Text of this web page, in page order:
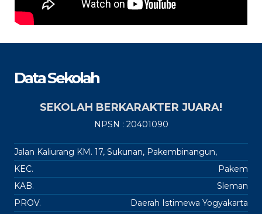
Data Sekolah
SEKOLAH BERKARAKTER JUARA!
NPSN : 20401090
Jalan Kaliurang KM. 17, Sukunan, Pakembinangun,
KEC.
Pakem
KAB.
Sleman
PROV.
Daerah Istimewa Yogyakarta